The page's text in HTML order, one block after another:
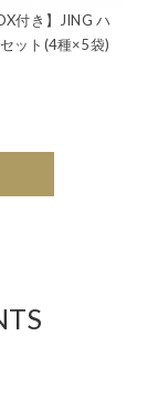
付き】JING ハ
ット(4種×5袋)